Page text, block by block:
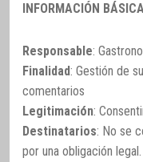
INFORMACIÓN
Responsable:
Finalidad: Gestión de
comentarios
Legitimación:
Destinatarios: No se
por una obligación legal.